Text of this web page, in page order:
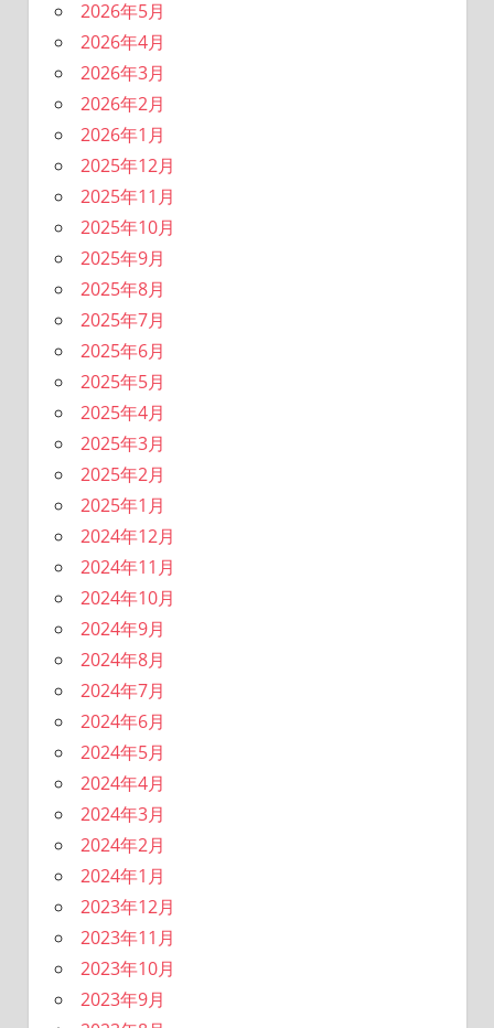
2026年5月
2026年4月
2026年3月
2026年2月
2026年1月
2025年12月
2025年11月
2025年10月
2025年9月
2025年8月
2025年7月
2025年6月
2025年5月
2025年4月
2025年3月
2025年2月
2025年1月
2024年12月
2024年11月
2024年10月
2024年9月
2024年8月
2024年7月
2024年6月
2024年5月
2024年4月
2024年3月
2024年2月
2024年1月
2023年12月
2023年11月
2023年10月
2023年9月